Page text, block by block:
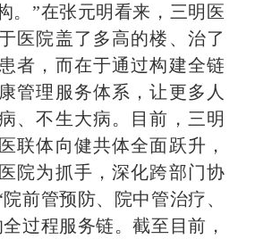
。”在张元明看来，三明医
医院盖了多高的楼、治了
者，而在于通过构建全链
管理服务体系，让更多人
、不生大病。目前，三明
联体向健共体全面跃升，
院为抓手，深化跨部门协
前管预防、院中管治疗、
过程服务链。截至目前，